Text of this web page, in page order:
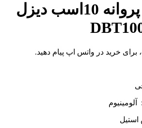
پمپ آب دو پروانه 10اسب دیزل
خرید در واتس اپ پیام دهید.
: آلومینیوم
استیل